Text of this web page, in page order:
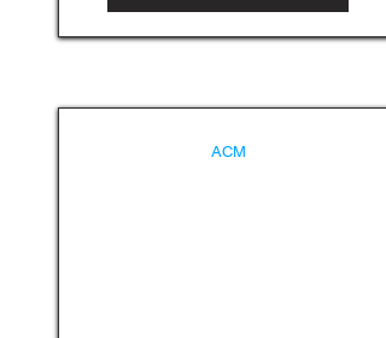
ACM